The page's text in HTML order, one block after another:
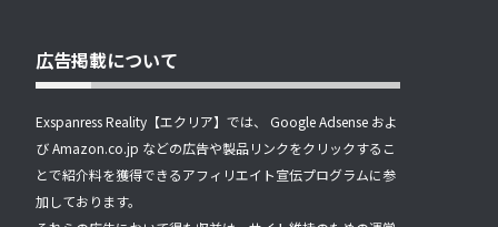
広告掲載について
Exspanress Reality【エクリア】では、 Google Adsense およ
び Amazon.co.jp などの広告や製品リンクをクリックするこ
とで紹介料を獲得できるアフィリエイト宣伝プログラムに参
加しております。